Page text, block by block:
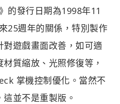
的發行日期為1998年11
25週年的關係，特別製作
遊戲畫面改善，如可適
質縮放、光照修復等，
掌機控制優化。當然不
並不是重製版。